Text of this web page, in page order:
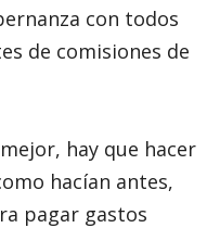
con todos
de comisiones de
hay que hacer
hacían antes,
pagar gastos